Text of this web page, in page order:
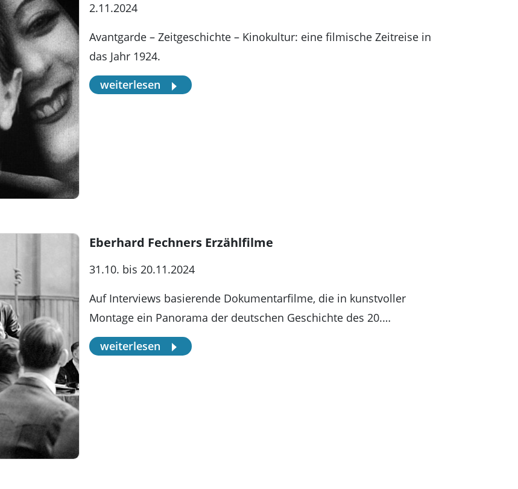
2.11.2024
Avantgarde – Zeitgeschichte – Kinokultur: eine filmische Zeitreise in
das Jahr 1924.
weiterlesen
Eberhard Fechners Erzählfilme
31.10. bis 20.11.2024
Auf Interviews basierende Dokumentarfilme, die in kunstvoller
Montage ein Panorama der deutschen Geschichte des 20.…
weiterlesen